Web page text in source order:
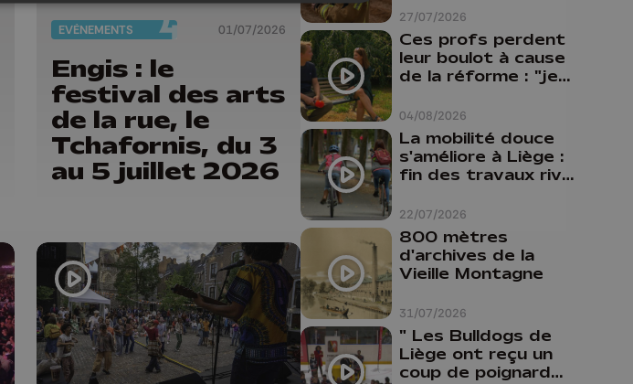
EVÈNEMENTS 01/07/2026
Engis : le
festival des arts
de la rue, le
Tchafornis, du 3
au 5 juillet 2026
27/07/2026
province de Liège :
"Un citoyen qui
n'est formé ne
peut pas nous
aider"
04/08/2026
Ces profs perdent
leur boulot à cause
de la réforme : "je
comme prof que
comme
pharmacienne"
22/07/2026
La mobilité douce
s'améliore à Liège :
fin des travaux rive
cyclo-piétonnes
Avroy et
Guillemins...
31/07/2026
800 mètres
d'archives de la
Vieille Montagne
" Les Bulldogs de
Liège ont reçu un
coup de poignard